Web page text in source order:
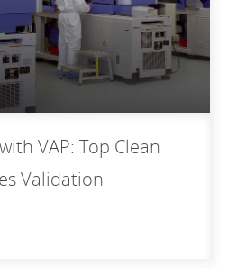
VAP: Top Clean
Validation